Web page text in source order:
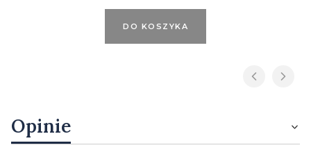
DO KOSZYKA
Opinie